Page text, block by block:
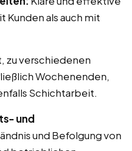
Kunden als auch mit
zu verschiedenen
Wochenenden,
Schichtarbeit.
und
und Befolgung von